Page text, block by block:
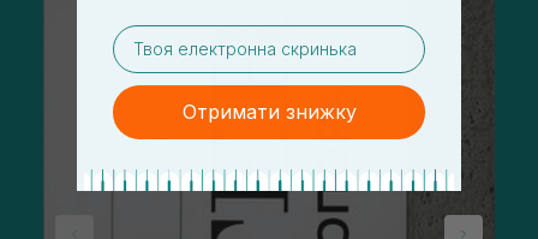
email
Отримати знижку